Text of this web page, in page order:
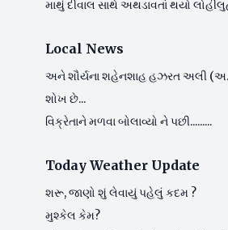
માથું દીવાલ સાથે અથડાવતાં થયો
Local News
અને શૌર્યના શહેનશાહ હઝરત અલી
શોખ છે...
વિક્રેતાને મળવા બોલાવ્યો ને પછી.........
Today Weather Update
શરૂ, જાણો શું લેવાયું પહેલું કદમ ?
મુશ્કેલ કેમ?